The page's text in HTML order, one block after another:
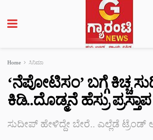
Home ಸಿನಿಮಾ
‘ನೆಪೋಟಿಸಂ’ ಬಗ್ಗೆ ಕಿಚ್ಚ
ಕಿಡಿ..ದೊಡ್ಮನೆ ಹೆಸ್ರು ಪ್ರಸ್ತಾಪ
ಸುದೀಪ್ ಹೇಳಿದ್ದೇ ಬೇರೆ.. ಎಲ್ಲೆಡೆ ಟ್ರೆಂಡ್